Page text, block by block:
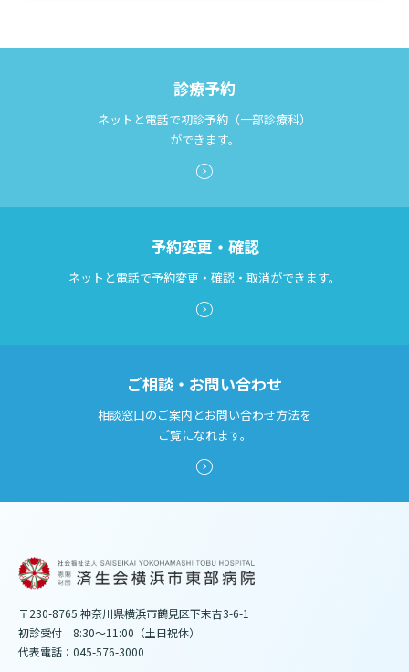
診療予約
ネットと電話で初診予約（一部診療科）
ができます。
予約変更・確認
ネットと電話で予約変更・確認・取消ができます。
ご相談・お問い合わせ
相談窓口のご案内とお問い合わせ方法を
ご覧になれます。
〒230-8765 神奈川県横浜市鶴見区下末吉3-6-1
初診受付 8:30～11:00（土日祝休）
代表電話：045-576-3000